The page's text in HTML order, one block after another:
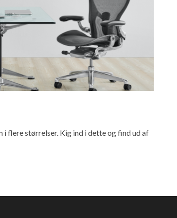
i flere størrelser. Kig ind i dette og find ud af